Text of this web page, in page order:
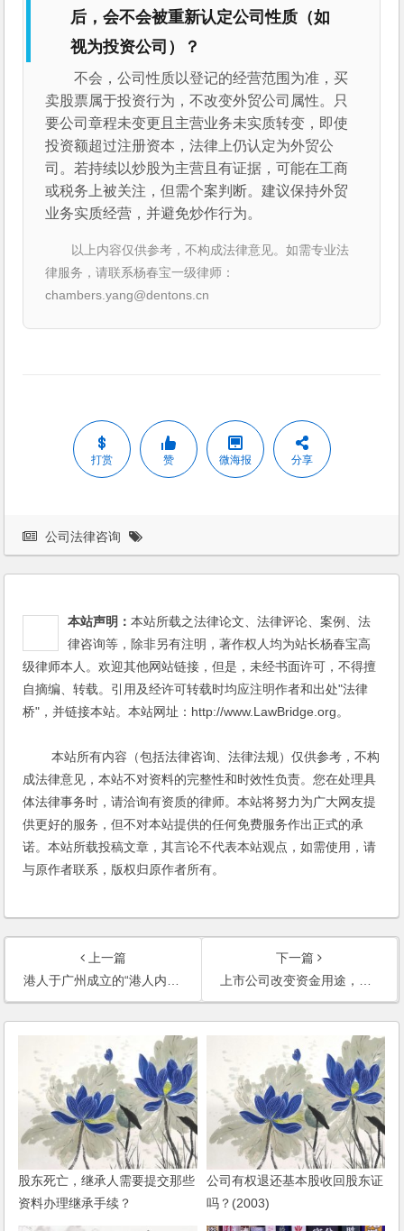
后，会不会被重新认定公司性质（如
视为投资公司）？
不会，公司性质以登记的经营范围为准，买
卖股票属于投资行为，不改变外贸公司属性。只
要公司章程未变更且主营业务未实质转变，即使
投资额超过注册资本，法律上仍认定为外贸公
司。若持续以炒股为主营且有证据，可能在工商
或税务上被关注，但需个案判断。建议保持外贸
业务实质经营，并避免炒作行为。
以上内容仅供参考，不构成法律意见。如需专业法
律服务，请联系杨春宝一级律师：
chambers.yang@dentons.cn
打赏 赞 微海报 分享
公司法律咨询
本站声明：本站所载之法律论文、法律评论、案例、法
律咨询等，除非另有注明，著作权人均为站长杨春宝高
级律师本人。欢迎其他网站链接，但是，未经书面许可，不得擅
自摘编、转载。引用及经许可转载时均应注明作者和出处"法律
桥"，并链接本站。本站网址：http://www.LawBridge.org。
本站所有内容（包括法律咨询、法律法规）仅供参考，不构
成法律意见，本站不对资料的完整性和时效性负责。您在处理具
体法律事务时，请洽询有资质的律师。本站将努力为广大网友提
供更好的服务，但不对本站提供的任何免费服务作出正式的承
诺。本站所载投稿文章，其言论不代表本站观点，如需使用，请
与原作者联系，版权归原作者所有。
上一篇
港人于广州成立的“港人内资”公司可投资A股？
下一篇
上市公司改变资金用途，需要办理哪些手续，是否需要通过中国证监会的批准？
股东死亡，继承人需要提交那些
资料办理继承手续？
公司有权退还基本股收回股东证
吗？(2003)